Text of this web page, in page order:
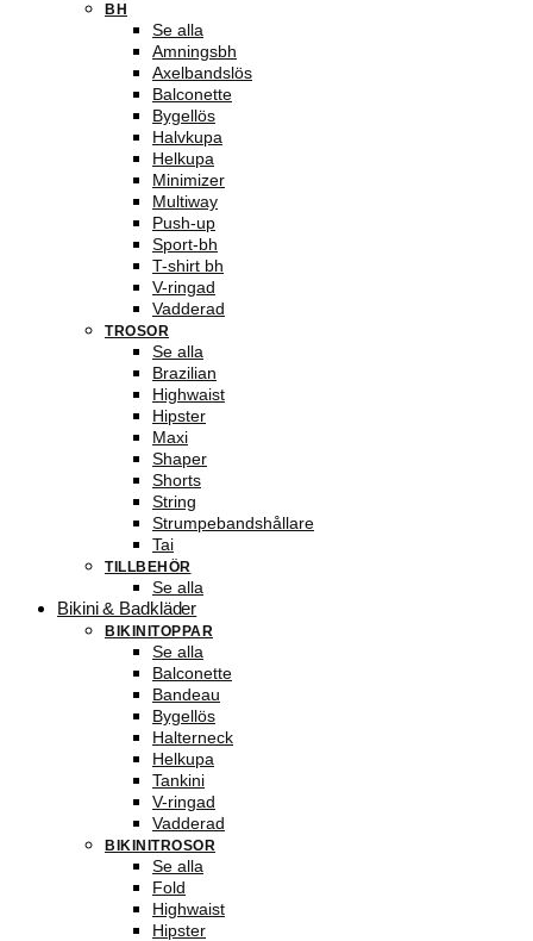
BH
Se alla
Amningsbh
Axelbandslös
Balconette
Bygellös
Halvkupa
Helkupa
Minimizer
Multiway
Push-up
Sport-bh
T-shirt bh
V-ringad
Vadderad
TROSOR
Se alla
Brazilian
Highwaist
Hipster
Maxi
Shaper
Shorts
String
Strumpebandshållare
Tai
TILLBEHÖR
Se alla
Bikini & Badkläder
BIKINITOPPAR
Se alla
Balconette
Bandeau
Bygellös
Halterneck
Helkupa
Tankini
V-ringad
Vadderad
BIKINITROSOR
Se alla
Fold
Highwaist
Hipster